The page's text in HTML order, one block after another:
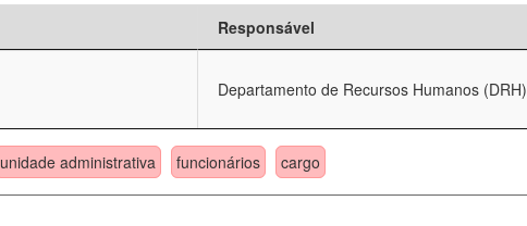
Responsável
Departamento de Recursos Humanos (DRH)
unidade administrativa funcionários cargo